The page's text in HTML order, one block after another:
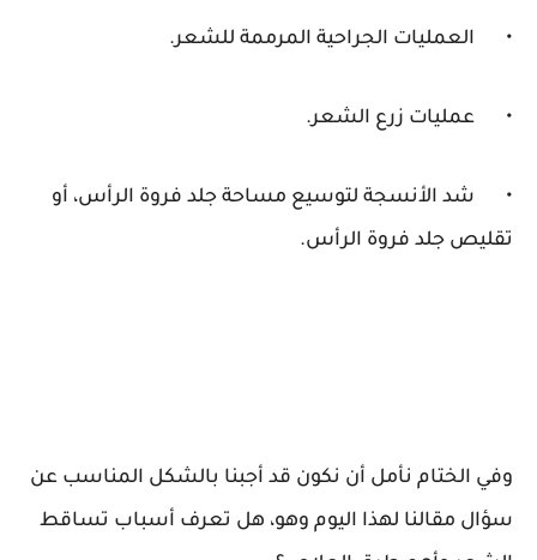
• العمليات الجراحية المرممة للشعر.
• عمليات زرع الشعر.
•
شد الأنسجة لتوسيع مساحة جلد فروة الرأس، أو
تقليص جلد فروة الرأس.
وفي الختام نأمل أن نكون قد أجبنا بالشكل المناسب عن
سؤال مقالنا لهذا اليوم وهو، هل تعرف أسباب تساقط